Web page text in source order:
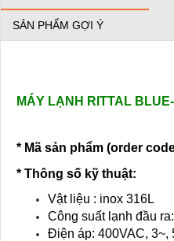
SẢN PHẨM GỢI Ý
MÁY LẠNH RITTAL
* Mã sản phẩm (order
* Thông số kỹ thuật:
Vật liệu : inox 316L
Công suất lạnh đầu
Điện áp: 400VAC, 3~,